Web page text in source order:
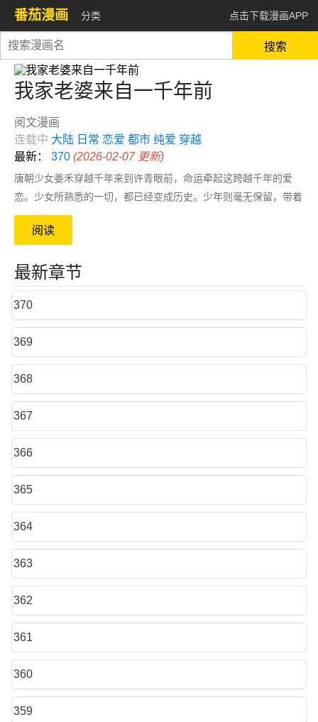
番茄漫画 分类 点击下载漫画APP
搜索
我家老婆来自一千年前
阅文漫画
连载中 大陆 日常 恋爱 都市 纯爱 穿越
最新： 370 (2026-02-07 更新)
唐朝少女姜禾穿越千年来到许青眼前，命运牵起这跨越千年的爱
恋。少女所熟悉的一切，都已经变成历史。少年则毫无保留，带着
少女开启全新的生活。痛苦、迷茫、欢声、笑语都将留在这个新世
界。曾经，他们远隔千年。现在，他们彼此守护。在这个世界，镌
阅读
最新章节
370
369
368
367
366
365
364
363
362
361
360
359